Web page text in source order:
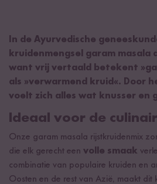
In de Ayurvedische
kruidenmengsel garam masala
want vrij vertaald betekent
als »verwarmend kruid«. Door
voelt zich alles wat knusser en
Ideaal voor de
Onze garam masala rijstkruidenmix
die elk gerecht een volle smaak
combinatie van populaire kruiden en
Oosten en de rest van Azië, maakt dit